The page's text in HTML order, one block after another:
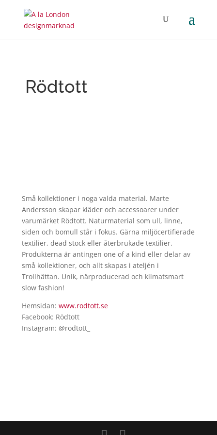
Rödtott
Små kollektioner i noga valda material. Marte
Andersson skapar kläder och accessoarer under
varumärket Rödtott. Naturmaterial som ull, linne,
siden och bomull står i fokus. Gärna miljöcertifierade
textilier, dead stock eller återbrukade textilier.
Produkterna är antingen one of a kind eller delar av
små kollektioner, och allt skapas i ateljén i
Trollhättan. Unik, närproducerad och klimatsmart
slow fashion!
Hemsidan: www.rodtott.se
Facebook: Rödtott
Instagram: @rodtott_